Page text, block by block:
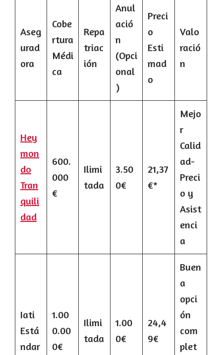
Aseg
urad
ora
Cobe
rtura
Médi
ca
Repa
triac
ión
Anul
ació
n
(Opci
onal
)
Preci
o
Esti
mad
o
Valo
ració
n
Hey
mon
do
Tran
quili
dad
600.
000
€
Ilimi
tada
3.50
0€
21,37
€*
Mejo
r
Calid
ad-
Preci
o y
Asist
enci
a
Iati
Está
ndar
1.00
0.00
0€
Ilimi
tada
1.00
0€
24,4
9€
Buen
a
opci
ón
com
plet